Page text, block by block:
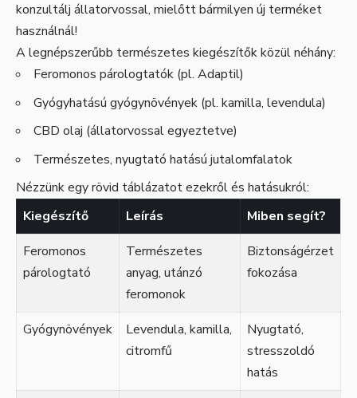
konzultálj állatorvossal, mielőtt bármilyen új terméket
használnál!
A legnépszerűbb természetes kiegészítők közül néhány:
Feromonos párologtatók (pl. Adaptil)
Gyógyhatású gyógynövények (pl. kamilla, levendula)
CBD olaj (állatorvossal egyeztetve)
Természetes, nyugtató hatású jutalomfalatok
Nézzünk egy rövid táblázatot ezekről és hatásukról:
Kiegészítő
Leírás
Miben segít?
Feromonos
párologtató
Természetes
anyag, utánzó
feromonok
Biztonságérzet
fokozása
Gyógynövények
Levendula, kamilla,
citromfű
Nyugtató,
stresszoldó
hatás